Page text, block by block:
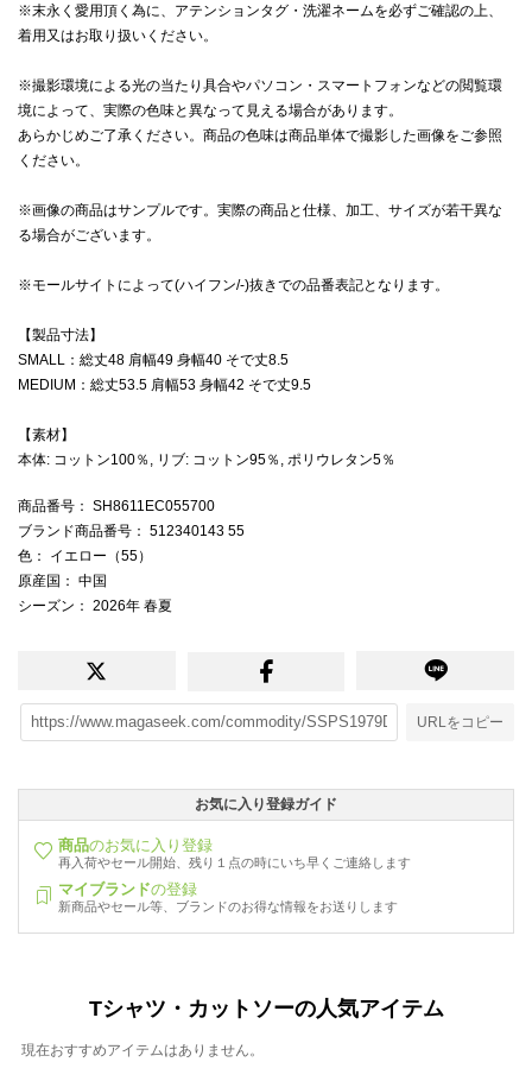
※末永く愛用頂く為に、アテンションタグ・洗濯ネームを必ずご確認の上、
着用又はお取り扱いください。
※撮影環境による光の当たり具合やパソコン・スマートフォンなどの閲覧環
境によって、実際の色味と異なって見える場合があります。
あらかじめご了承ください。商品の色味は商品単体で撮影した画像をご参照
ください。
※画像の商品はサンプルです。実際の商品と仕様、加工、サイズが若干異な
る場合がございます。
※モールサイトによって(ハイフン/-)抜きでの品番表記となります。
【製品寸法】
SMALL：総丈48 肩幅49 身幅40 そで丈8.5
MEDIUM：総丈53.5 肩幅53 身幅42 そで丈9.5
【素材】
本体: コットン100％, リブ: コットン95％, ポリウレタン5％
商品番号 ： SH8611EC055700
ブランド商品番号 ： 512340143 55
色 ： イエロー（55）
原産国 ： 中国
シーズン ： 2026年 春夏
URLをコピー
お気に入り登録ガイド
商品のお気に入り登録
再入荷やセール開始、残り１点の時にいち早くご連絡します
マイブランドの登録
新商品やセール等、ブランドのお得な情報をお送りします
Tシャツ・カットソーの人気アイテム
現在おすすめアイテムはありません。